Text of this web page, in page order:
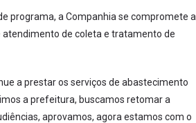
programa, a Companhia se compromete a
de coleta e tratamento de
a prestar os serviços de abastecimento
a prefeitura, buscamos retomar a
aprovamos, agora estamos com o